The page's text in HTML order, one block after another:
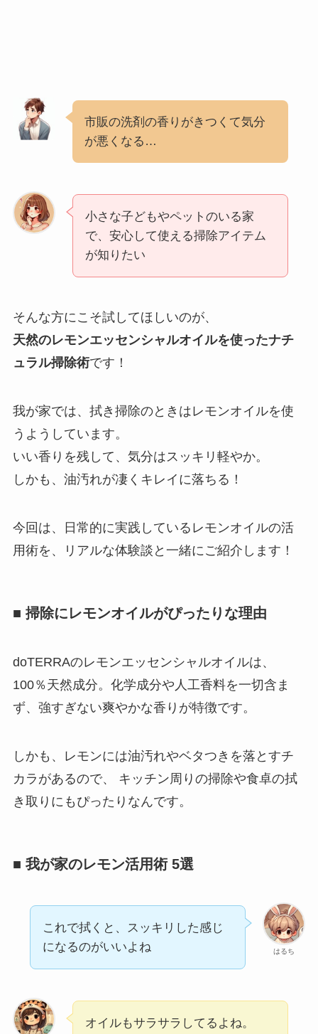
市販の洗剤の香りがきつくて気分
が悪くなる…
小さな子どもやペットのいる家
で、安心して使える掃除アイテム
が知りたい
そんな方にこそ試してほしいのが、
天然のレモンエッセンシャルオイルを使ったナチ
ュラル掃除術です！
我が家では、拭き掃除のときはレモンオイルを使
うようしています。
いい香りを残して、気分はスッキリ軽やか。
しかも、油汚れが凄くキレイに落ちる！
今回は、日常的に実践しているレモンオイルの活
用術を、リアルな体験談と一緒にご紹介します！
■ 掃除にレモンオイルがぴったりな理由
doTERRAのレモンエッセンシャルオイルは、
100％天然成分。化学成分や人工香料を一切含ま
ず、強すぎない爽やかな香りが特徴です。
しかも、レモンには油汚れやベタつきを落とすチ
カラがあるので、 キッチン周りの掃除や食卓の拭
き取りにもぴったりなんです。
■ 我が家のレモン活用術 5選
はるち
これで拭くと、スッキリした感じ
になるのがいいよね
オイルもサラサラしてるよね。